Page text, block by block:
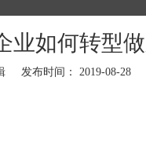
如何转型
发布时间： 2019-08-28